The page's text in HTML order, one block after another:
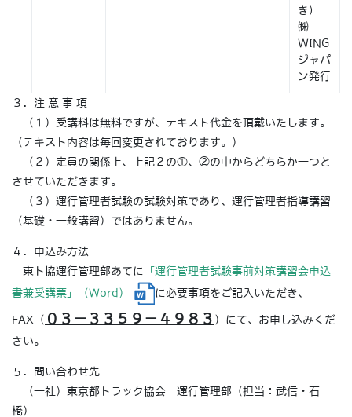
き)
㈱
WING
ジャパ
ン発行
３．注 意 事 項
（１）受講料は無料ですが、テキスト代金を頂戴いたします。
（テキスト内容は毎回変更されております。）
（２）定員の関係上、上記２の①、②の中からどちらか一つと
させていただきます。
（３）運行管理者試験の試験対策であり、運行管理者指導講習
（基礎・一般講習）ではありません。
４．申込み方法
東ト協運行管理部あてに
「運行管理者試験事前対策講習会申込
書兼受講票」（Word）
に必要事項をご記入いただき、
FAX（ ０３－３３５９－４９８３ ）にて、お申し込みくだ
さい。
５．問い合わせ先
（一社）東京都トラック協会 運行管理部（担当：武信・石
橋）